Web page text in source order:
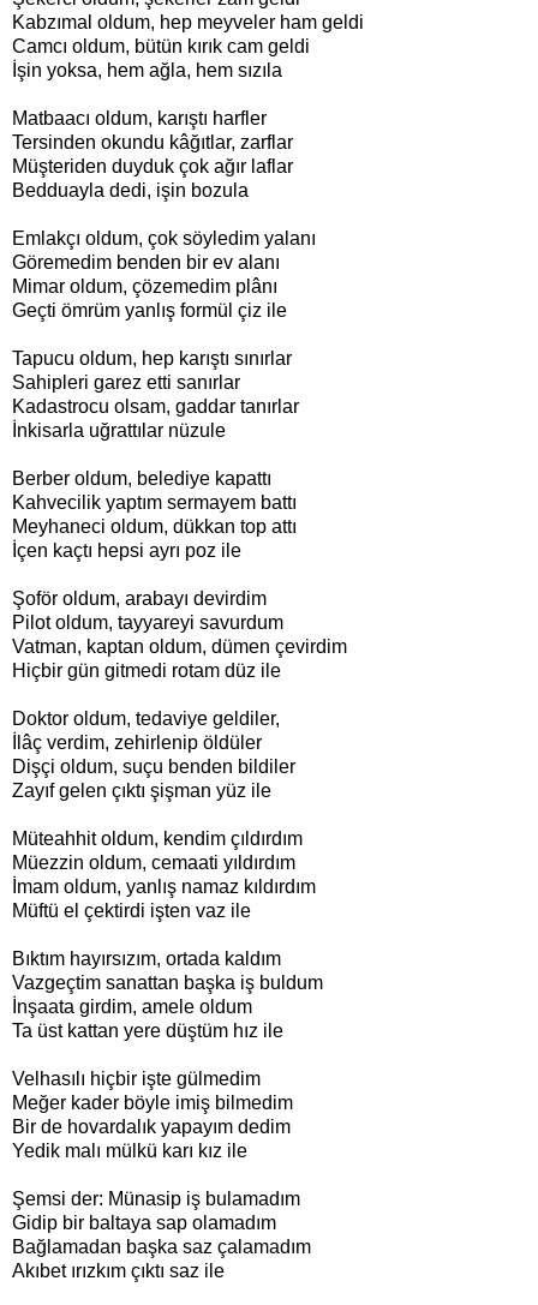
Kabzımal oldum, hep meyveler ham geldi
Camcı oldum, bütün kırık cam geldi
İşin yoksa, hem ağla, hem sızıla
Matbaacı oldum, karıştı harfler
Tersinden okundu kâğıtlar, zarflar
Müşteriden duyduk çok ağır laflar
Bedduayla dedi, işin bozula
Emlakçı oldum, çok söyledim yalanı
Göremedim benden bir ev alanı
Mimar oldum, çözemedim plânı
Geçti ömrüm yanlış formül çiz ile
Tapucu oldum, hep karıştı sınırlar
Sahipleri garez etti sanırlar
Kadastrocu olsam, gaddar tanırlar
İnkisarla uğrattılar nüzule
Berber oldum, belediye kapattı
Kahvecilik yaptım sermayem battı
Meyhaneci oldum, dükkan top attı
İçen kaçtı hepsi ayrı poz ile
Şoför oldum, arabayı devirdim
Pilot oldum, tayyareyi savurdum
Vatman, kaptan oldum, dümen çevirdim
Hiçbir gün gitmedi rotam düz ile
Doktor oldum, tedaviye geldiler,
İlâç verdim, zehirlenip öldüler
Dişçi oldum, suçu benden bildiler
Zayıf gelen çıktı şişman yüz ile
Müteahhit oldum, kendim çıldırdım
Müezzin oldum, cemaati yıldırdım
İmam oldum, yanlış namaz kıldırdım
Müftü el çektirdi işten vaz ile
Bıktım hayırsızım, ortada kaldım
Vazgeçtim sanattan başka iş buldum
İnşaata girdim, amele oldum
Ta üst kattan yere düştüm hız ile
Velhasılı hiçbir işte gülmedim
Meğer kader böyle imiş bilmedim
Bir de hovardalık yapayım dedim
Yedik malı mülkü karı kız ile
Şemsi der: Münasip iş bulamadım
Gidip bir baltaya sap olamadım
Bağlamadan başka saz çalamadım
Akıbet ırızkım çıktı saz ile